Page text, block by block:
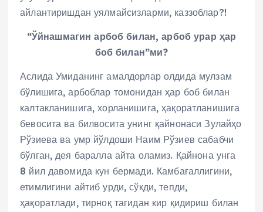
айлантиришдан уялмайсизларми, каззоблар?!
“Ўйнашмагин арбоб билан, арбоб урар ҳар
боб билан”ми?
Аслида Умиданинг амалдорлар олдида мулзам
бўлишига, арбоблар томонидан ҳар боб билан
калтакланишига, хорланишига, ҳақоратланишига
бевосита ва билвосита унинг қайнонаси Зулайҳо
Рўзиева ва умр йўлдоши Наим Рўзиев сабабчи
бўлган, дея баралла айта оламиз. Қайнона унга
8 йил давомида кун бермади. Камбағаллигини,
етимлигини айтиб урди, сўкди, тепди,
ҳақоратлади, тирноқ тагидан кир қидириш билан